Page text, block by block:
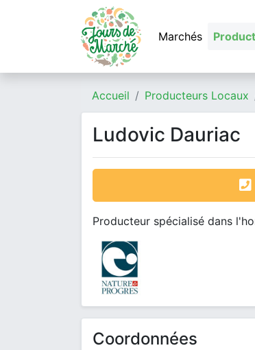
Marchés
Accueil Producteurs Locaux
Ludovic Dauriac
Producteur spécialisé dans
Coordonnées